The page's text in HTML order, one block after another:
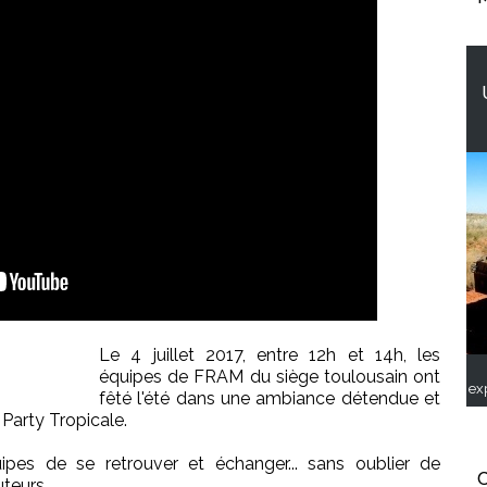
Le 4 juillet 2017, entre 12h et 14h, les
équipes de FRAM du siège toulousain ont
fêté l'été dans une ambiance détendue et
Tropicale.
de se retrouver et échanger... sans oublier de